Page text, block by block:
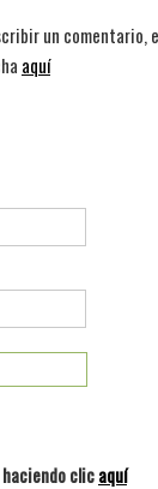
un comentario,
aquí
clicaquí